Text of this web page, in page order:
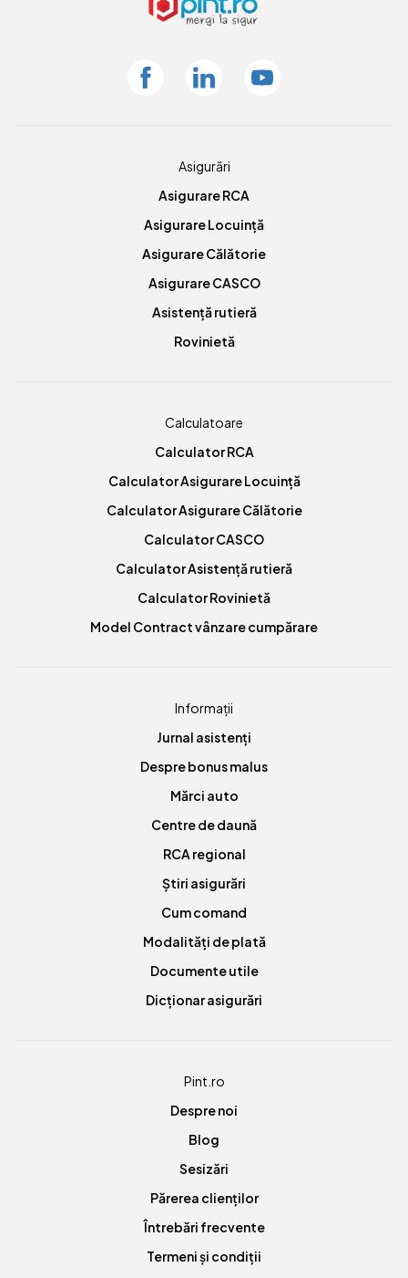
FacebookLinkedin Youtube
Asigurări
Asigurare RCA
Asigurare Locuință
Asigurare Călătorie
Asigurare CASCO
Asistență rutieră
Rovinietă
Calculatoare
Calculator RCA
Calculator Asigurare Locuință
Calculator Asigurare Călătorie
Calculator CASCO
Calculator Asistență rutieră
Calculator Rovinietă
Model Contract vânzare cumpărare
Informații
Jurnal asistenți
Despre bonus malus
Mărci auto
Centre de daună
RCA regional
Știri asigurări
Cum comand
Modalități de plată
Documente utile
Dicționar asigurări
Pint.ro
Despre noi
Blog
Sesizări
Părerea clienților
Întrebări frecvente
Termeni și condiții